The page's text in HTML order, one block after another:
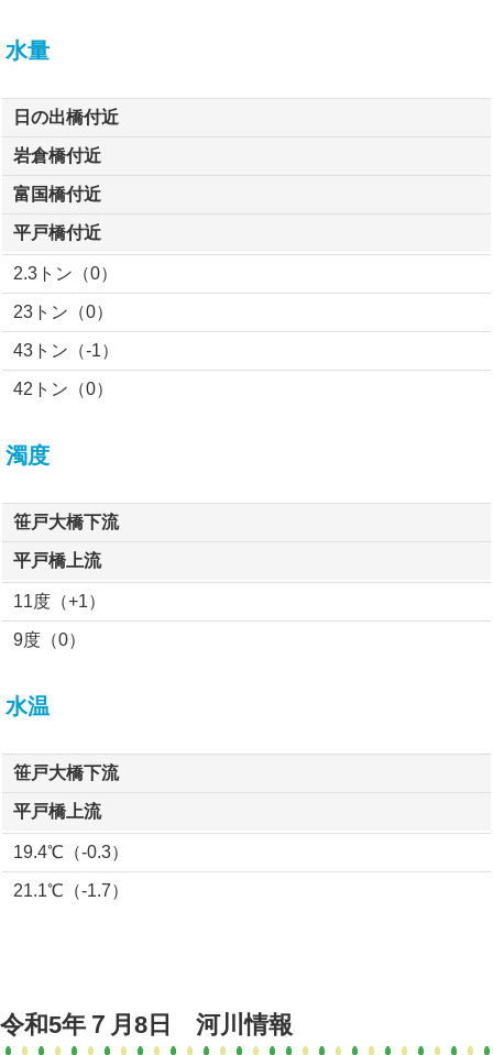
水量
日の出橋付近
岩倉橋付近
富国橋付近
平戸橋付近
2.3トン（0）
23トン（0）
43トン（-1）
42トン（0）
濁度
笹戸大橋下流
平戸橋上流
11度（+1）
9度（0）
水温
笹戸大橋下流
平戸橋上流
19.4℃（-0.3）
21.1℃（-1.7）
令和5年７月8日 河川情報